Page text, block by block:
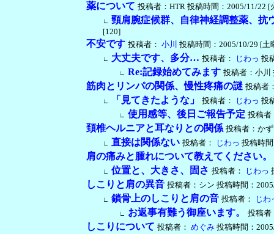
薬について 投稿者：HTR 投稿時間：2005/11/22 [
∟ 頸肩腕症候群、自律神経調整薬、抗
[120]
不安です 投稿者： 小川 投稿時間：2005/10/29 [土
∟ 大丈夫です、多分… 投稿者： じわっ 投
∟ Re:記録始めてみます 投稿者：小川
筋肉とリンパの関係、慢性疼痛の謎 投稿者
∟ 「見てきたような」 投稿者： じわっ 投
∟ 使用感等、後日ご報告予定 投稿者
頚椎ヘルニアと耳なりとの関係 投稿者：か
∟ 直接は関係ない 投稿者： じわっ 投稿時
肩の痛みと腫れについて教えてください。
∟ 位置と、大きさ、固さ 投稿者： じわっ
しこりと肩の異音 投稿者：シン 投稿時間：
∟ 鎖骨上のしこりと肩の音 投稿者： じわ
∟ お返事有難う御座います。 投稿者
しこりについて 投稿者： めぐみ 投稿時間：